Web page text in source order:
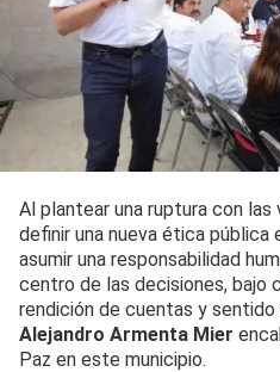
Al plantear una ruptura con
definir una nueva ética pública
asumir una responsabilidad
centro de las decisiones, bajo
rendición de cuentas y
Alejandro Armenta Mier
Paz en este municipio.